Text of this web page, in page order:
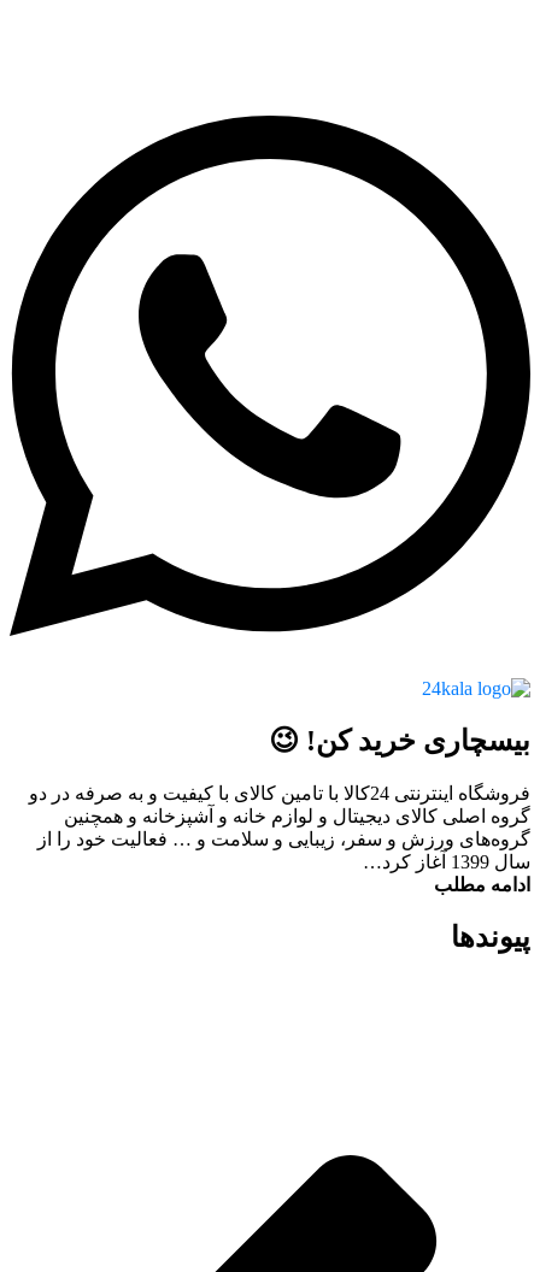
بیسچاری خرید کن! 😉
فروشگاه اینترنتی 24کالا با تامین کالای با کیفیت و به صرفه در دو
گروه اصلی کالای دیجیتال و لوازم خانه و آشپزخانه و همچنین
گروه‌های ورزش و سفر، زیبایی و سلامت و … فعالیت خود را از
سال 1399 آغاز کرد…
ادامه مطلب
پیوند‌ها